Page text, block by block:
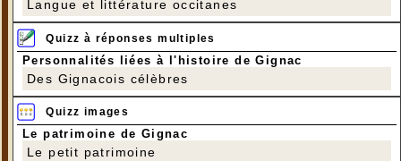
Langue et littérature occitanes
Quizz à réponses multiples
Personnalités liées à l'histoire de Gignac
Des Gignacois célèbres
Quizz images
Le patrimoine de Gignac
Le petit patrimoine